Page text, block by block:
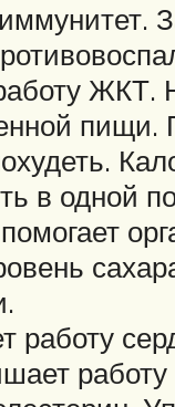
ЖКТ.
пищи.
в одной
работу